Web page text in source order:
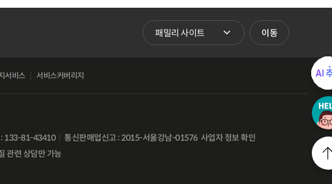
패밀리 사이트 바로가기
이동
서비스 서비스커버리지
: 133-81-43410 통신판매업신고 : 2015-서울강남-01576 사업자 정보 확인
관련 상담만 가능